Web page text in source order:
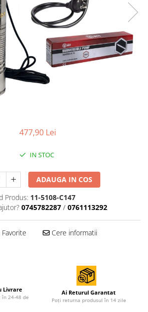
477,90 Lei
IN STOC
ADAUGA IN COS
Produs: 11-5108-C147
0745782287 / 0761113292
Cere informatii
Livrare
în 24-48 de
Ai Returul Garantat
Poți returna produsul în 14 zile